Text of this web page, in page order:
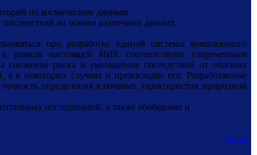
по космическим данным.
на основе различных данных
при разработке единой системы комплексного
в рамках настоящей НИР, соответствуют современным
снижение риска и уменьшение последствий от опасных
в некоторых случаях и превосходят его. Разработанные
определения ключевых характеристик природной
исследований, а также обобщение и
Далее